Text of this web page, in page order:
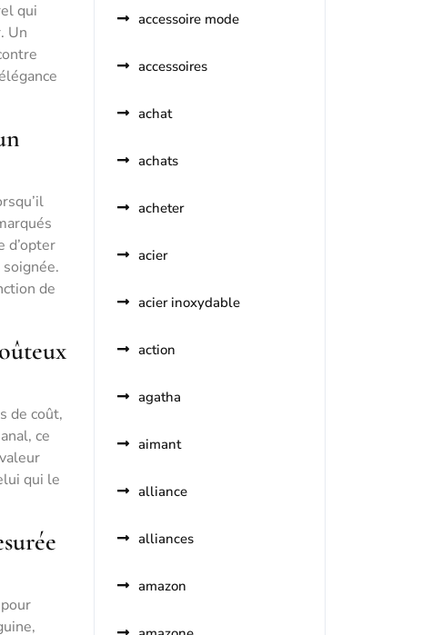
qui
Un
d’opter
de
de coût,
ce
qui le
accessoire mode
accessoires
achat
achats
acheter
acier
acier inoxydable
action
agatha
aimant
alliance
alliances
amazon